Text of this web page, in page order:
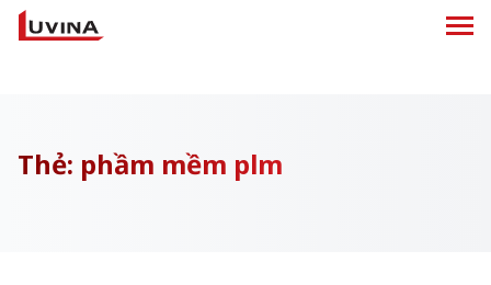
Thẻ: phầm mềm plm